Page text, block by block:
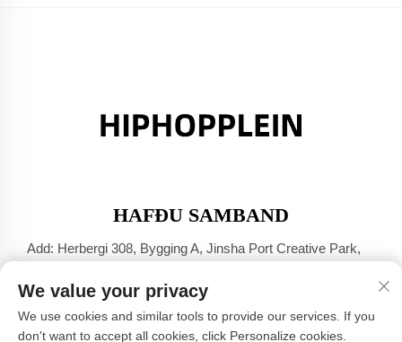
HAFÐU SAMBAND
Add: Herbergi 308, Bygging A, Jinsha Port Creative Park,
Sími:+86-17304049586
Netfang:[email protected]
We value your privacy
We use cookies and similar tools to provide our services. If you
don't want to accept all cookies, click Personalize cookies.